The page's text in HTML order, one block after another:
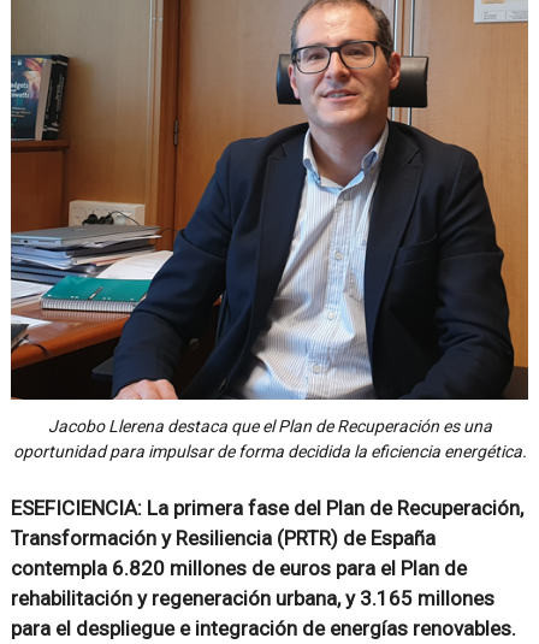
Jacobo Llerena destaca que el Plan de Recuperación es una
oportunidad para impulsar de forma decidida la eficiencia energética.
ESEFICIENCIA: La primera fase del Plan de Recuperación,
Transformación y Resiliencia (PRTR) de España
contempla 6.820 millones de euros para el Plan de
rehabilitación y regeneración urbana, y 3.165 millones
para el despliegue e integración de energías renovables.